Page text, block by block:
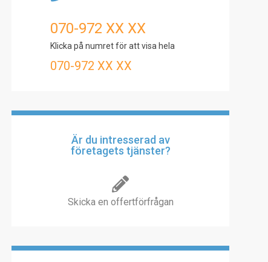
070-972 XX XX
Klicka på numret för att visa hela
070-972 XX XX
Är du intresserad av
företagets tjänster?
Skicka en offertförfrågan